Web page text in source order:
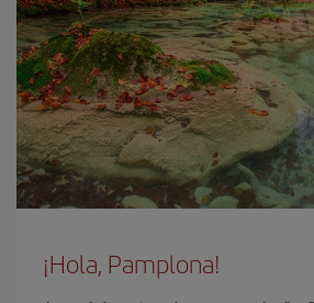
¡Hola, Pamplona!